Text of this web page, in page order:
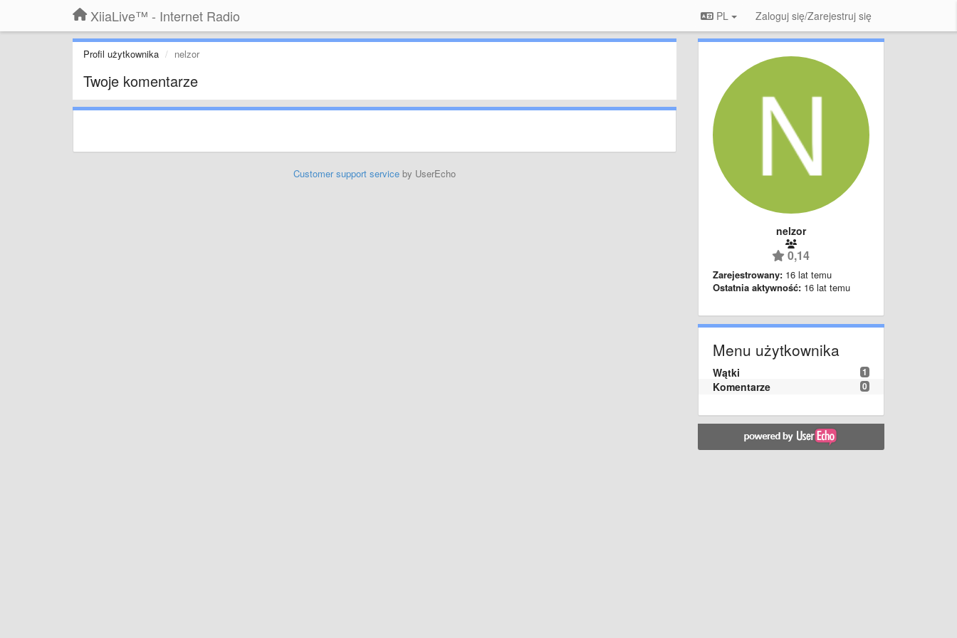
XiiaLive™ - Internet Radio PL Zaloguj się/Zarejestruj się
Profil użytkownika nelzor
Twoje komentarze
Customer support serviceby UserEcho
nelzor
0,14
Zarejestrowany: 16 lat temu
Ostatnia aktywność: 16 lat temu
Menu użytkownika
1
Wątki
0
Komentarze